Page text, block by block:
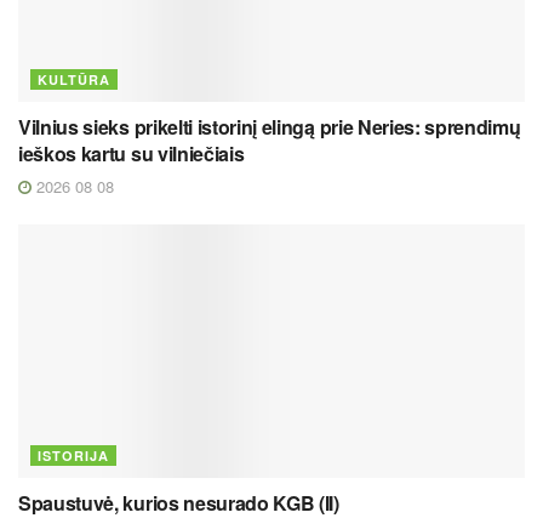
KULTŪRA
Vilnius sieks prikelti istorinį elingą prie Neries: sprendimų
ieškos kartu su vilniečiais
2026 08 08
ISTORIJA
Spaustuvė, kurios nesurado KGB (II)